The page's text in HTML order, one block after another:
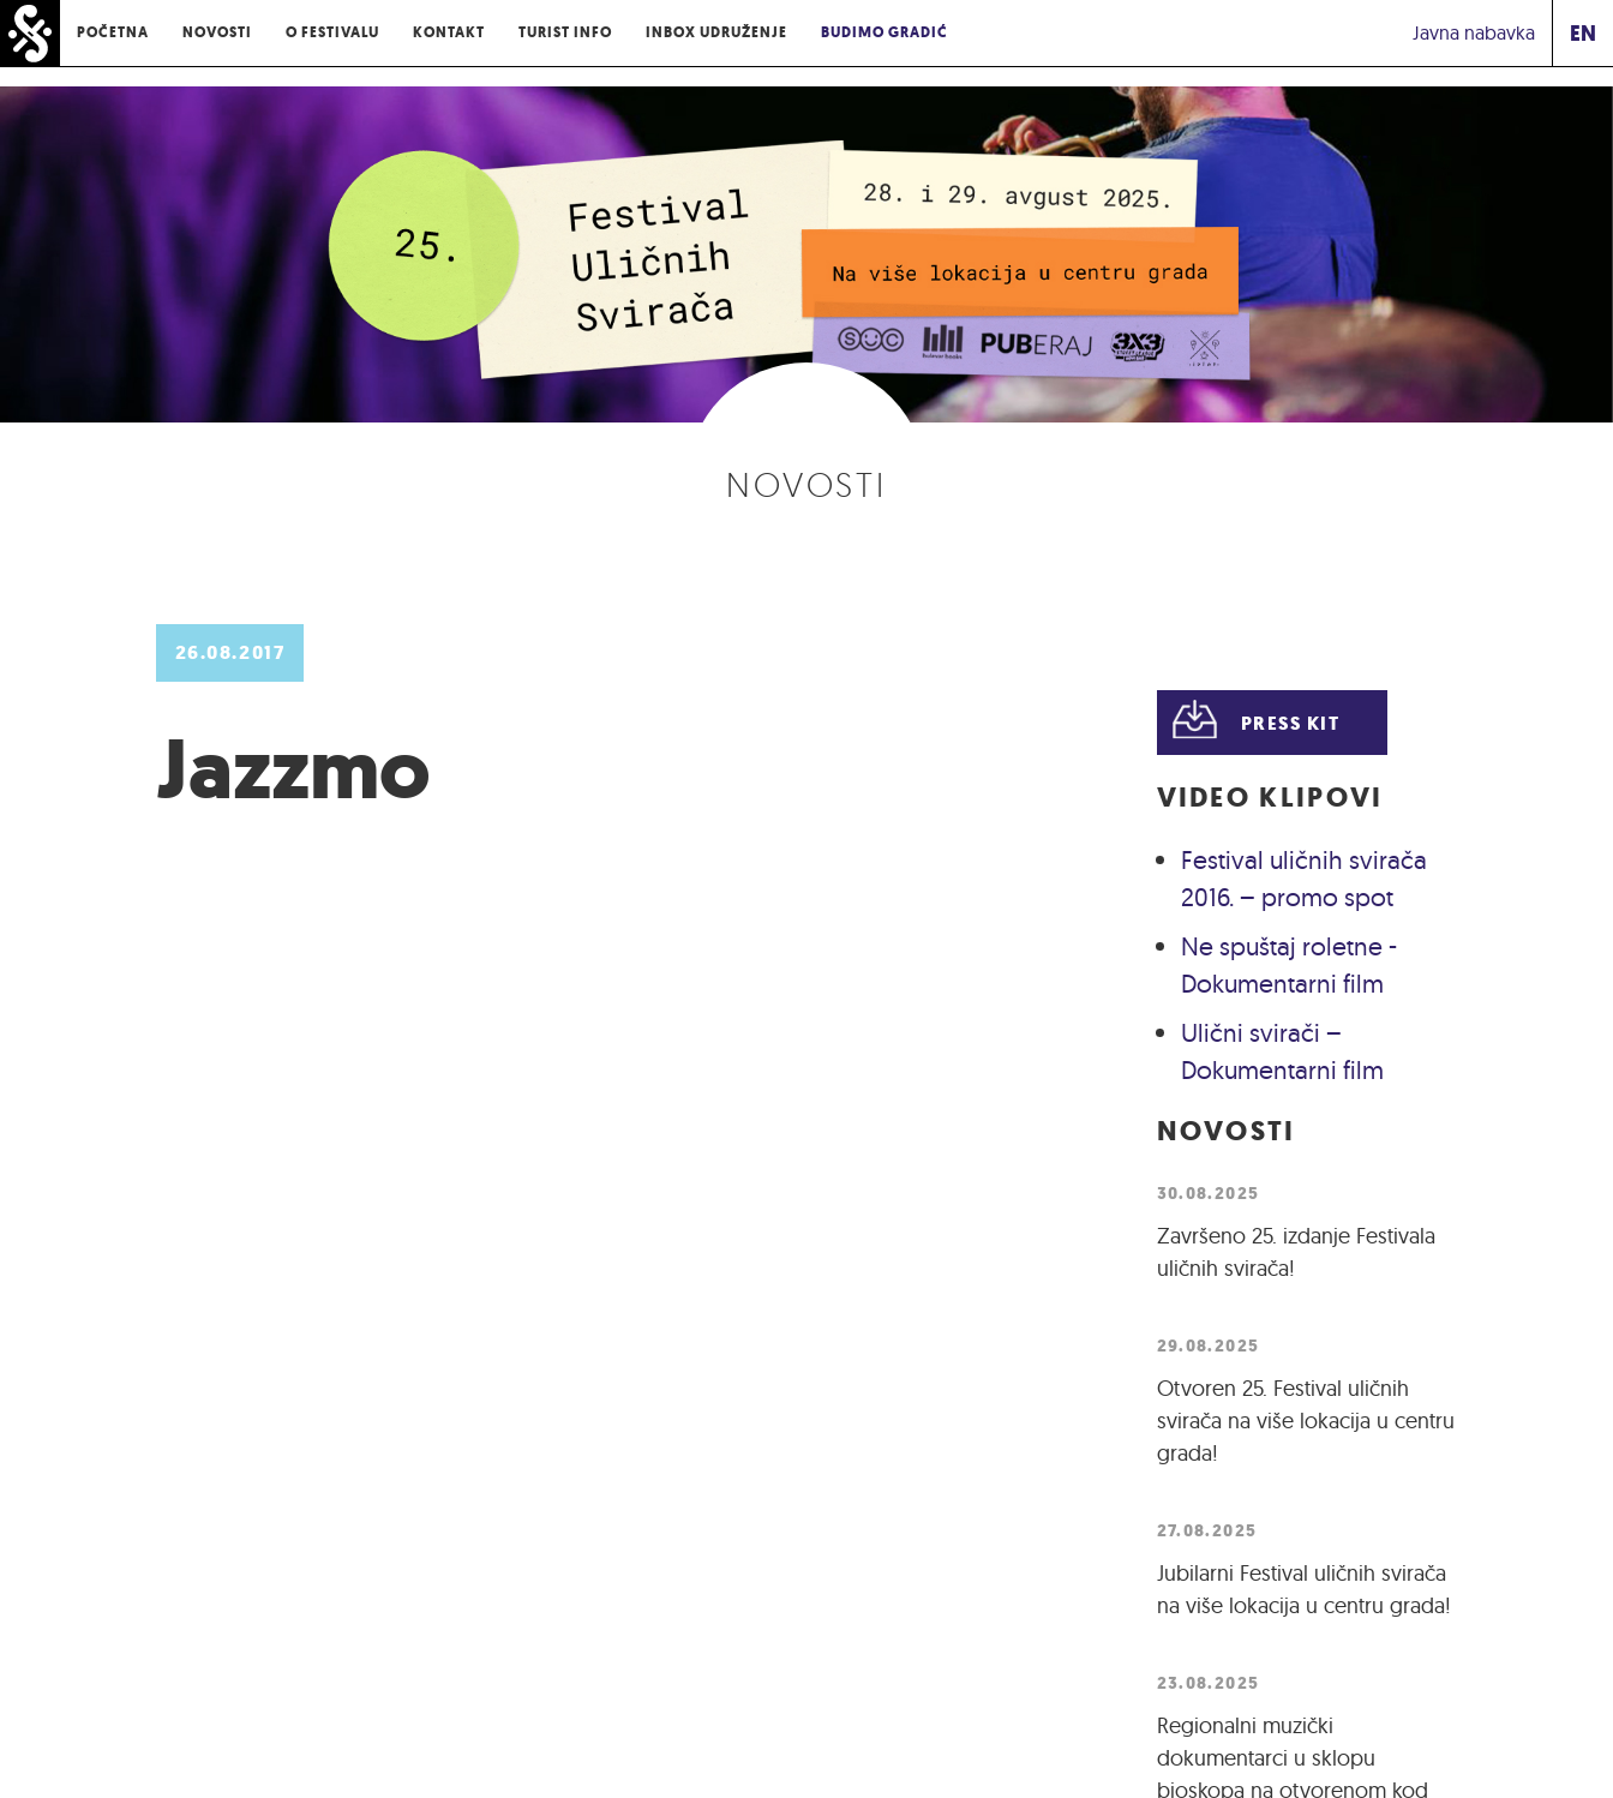
POČETNA NOVOSTI O FESTIVALU KONTAKT TURIST INFO INBOX UDRUŽENJE BUDIMO GRADIĆ EN
Javna nabavka
NOVOSTI
26.08.2017
Jazzmo PRESS KIT
VIDEO KLIPOVI
Festival uličnih svirača
2016. – promo spot
Ne spuštaj roletne -
Dokumentarni film
Ulični svirači –
Dokumentarni film
NOVOSTI
30.08.2025
Završeno 25. izdanje Festivala
uličnih svirača!
29.08.2025
Otvoren 25. Festival uličnih
svirača na više lokacija u centru
grada!
27.08.2025
Jubilarni Festival uličnih svirača
na više lokacija u centru grada!
23.08.2025
Regionalni muzički
dokumentarci u sklopu
bioskopa na otvorenom kod